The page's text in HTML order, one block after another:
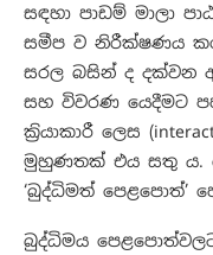
සඳහා පාඩම් මාලා
සමීප ව නිරීක්ෂණය
සරල බසින් ද දක්වන
සහ විවරණ යෙදීමට
ක්‍රියාකාරී ලෙස
මුහුණතක් එය සතු ය.
‘බුද්ධිමත් පෙළපොත්’
බුද්ධිමය